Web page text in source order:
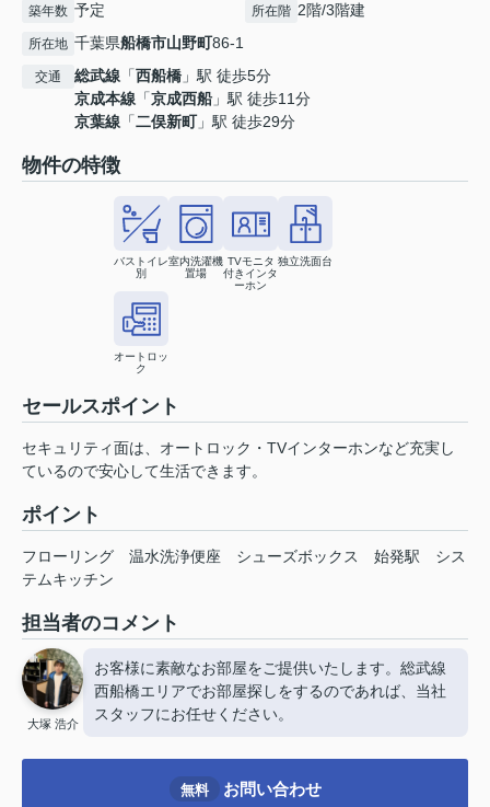
築年数 予定 所在階 2階/3階建
所在地 千葉県船橋市山野町86-1
交通 総武線 「西船橋 」駅 徒歩5分
京成本線 「京成西船」駅 徒歩11分
京葉線 「二俣新町」駅 徒歩29分
物件の特徴
バストイレ
別
室内洗濯機
置場
TVモニタ
付きインタ
ーホン
独立洗面台
オートロッ
ク
セールスポイント
セキュリティ面は、オートロック・TVインターホンなど充実し
ているので安心して生活できます。
ポイント
フローリング 温水洗浄便座 シューズボックス 始発駅
シス
テムキッチン
担当者のコメント
大塚 浩介
お客様に素敵なお部屋をご提供いたします。総武線
西船橋エリアでお部屋探しをするのであれば、当社
スタッフにお任せください。
無料 お問い合わせ